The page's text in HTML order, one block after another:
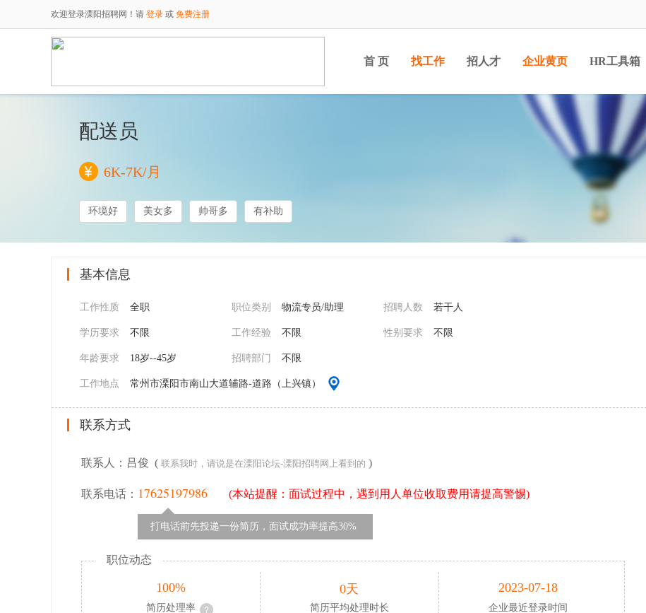
欢迎登录溧阳招聘网！请 登录 或 免费注册
首 页 找工作 招人才 企业黄页 HR工具箱
配送员
6K-7K/月
环境好 美女多 帅哥多 有补助
基本信息
工作性质 全职 职位类别 物流专员/助理 招聘人数 若干人
学历要求 不限 工作经验 不限 性别要求 不限
年龄要求 18岁--45岁 招聘部门 不限
工作地点 常州市溧阳市南山大道辅路-道路（上兴镇）
联系方式
联系人：吕俊 ( 联系我时，请说是在溧阳论坛-溧阳招聘网上看到的 )
联系电话： 17625197986 (本站提醒：面试过程中，遇到用人单位收取费用请提高警惕)
打电话前先投递一份简历，面试成功率提高30%
职位动态
100%
简历处理率
0天
简历平均处理时长
2023-07-18
企业最近登录时间